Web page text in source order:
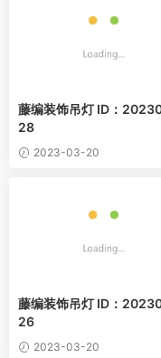
藤编装饰吊灯 ID：
28
2023-03-20
藤编装饰吊灯 ID：
26
2023-03-20